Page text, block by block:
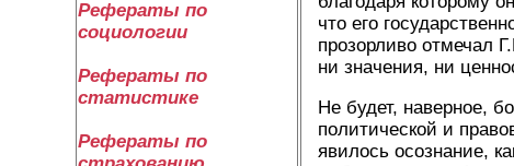
Рефераты по
социологии
Рефераты по
статистике
Рефераты по
что его
прозорливо отмечал
ни значения, ни
Не будет, наверное,
политической и
явилось осознание,